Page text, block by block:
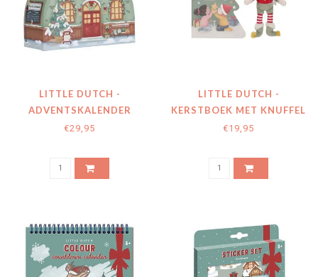
LITTLE DUTCH -
ADVENTSKALENDER
TREINBAAN
€29,95
LITTLE DUTCH -
KERSTBOEK MET KNUFFEL
JIM - GIFTSET
€19,95